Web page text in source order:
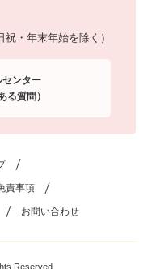
・年末年始を除く）
センター
る質問）
責事項
お問い合わせ
Reserved.